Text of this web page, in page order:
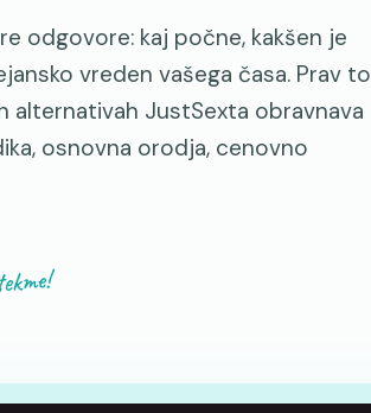
odgovore: kaj počne, kakšen je
vreden vašega časa. Prav to
alternativah JustSexta obravnava
osnovna orodja, cenovno